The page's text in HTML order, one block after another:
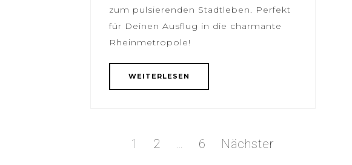
zum pulsierenden Stadtleben. Perfekt
für Deinen Ausflug in die charmante
Rheinmetropole!
WEITERLESEN
Seite
1 Seite
2 … Seite
6 Nächster